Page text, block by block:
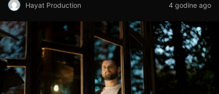
Hayat Production 4 godine ago